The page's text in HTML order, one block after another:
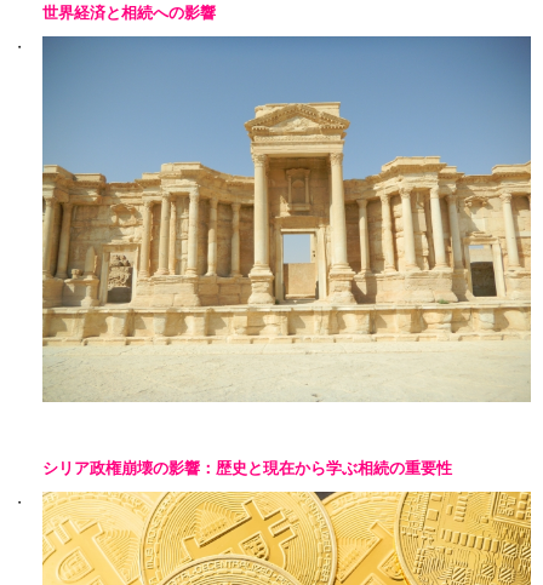
世界経済と相続への影響
シリア政権崩壊の影響：歴史と現在から学ぶ相続の重要性